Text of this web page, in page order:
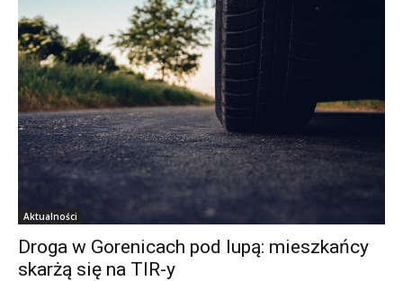
Aktualności
Droga w Gorenicach pod lupą: mieszkańcy
skarżą się na TIR-y